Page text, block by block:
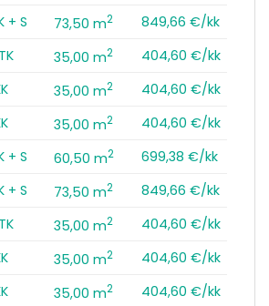
+ S 73,50 m2
849,66 €/kk
35,00 m2
404,60 €/kk
35,00 m2
404,60 €/kk
35,00 m2
404,60 €/kk
+ S 60,50 m2
699,38 €/kk
+ S 73,50 m2
849,66 €/kk
35,00 m2
404,60 €/kk
35,00 m2
404,60 €/kk
35,00 m2
404,60 €/kk